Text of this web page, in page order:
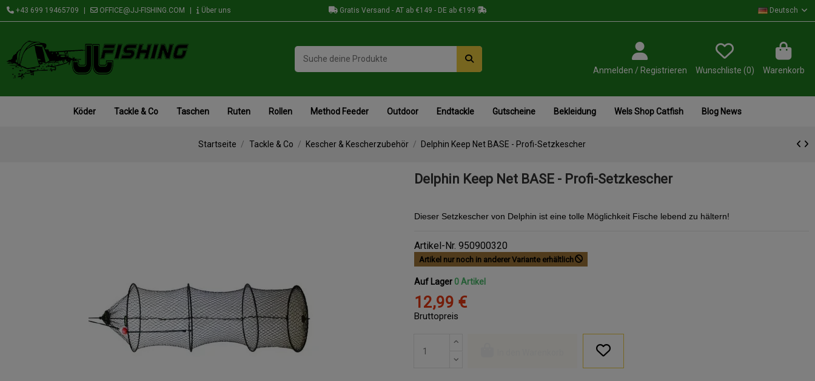
+43 699 19465709 OFFICE@JJ-FISHING.COM Über uns Gratis Versand - AT ab €149 - DE ab €199 Deutsch
Anmelden / Registrieren Wunschliste (0) Warenkorb
Köder Tackle & Co Taschen Ruten Rollen Method Feeder Outdoor Endtackle Gutscheine Bekleidung Wels Shop Catfish Blog News
Startseite Tackle & Co Kescher & Kescherzubehör Delphin Keep Net BASE - Profi-Setzkescher
Delphin Keep Net BASE - Profi-Setzkescher
Dieser Setzkescher von Delphin ist eine tolle Möglichkeit Fische lebend zu hältern!
Artikel-Nr. 950900320
Artikel nur noch in anderer Variante erhältlich
Auf Lager 0 Artikel
12,99 €
Bruttopreis